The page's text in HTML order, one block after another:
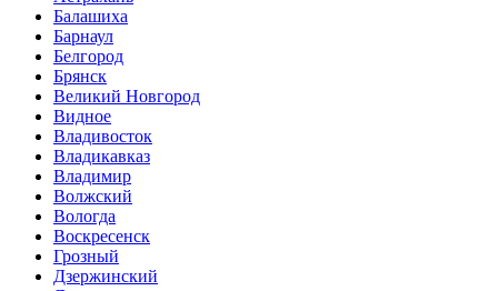
Балашиха
Барнаул
Белгород
Брянск
Великий Новгород
Видное
Владивосток
Владикавказ
Владимир
Волжский
Вологда
Воскресенск
Грозный
Дзержинский